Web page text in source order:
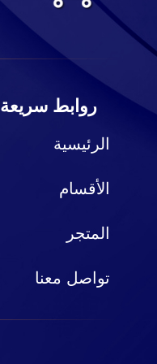
روابط سريعة
الرئيسية
الأقسام
المتجر
تواصل معنا